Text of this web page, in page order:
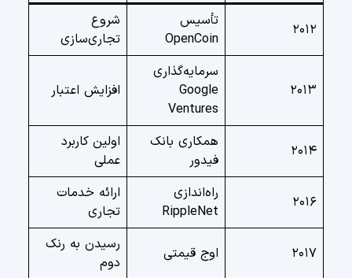
۲۰۱۲
تأسیس
OpenCoin
شروع
تجاری‌سازی
۲۰۱۳
سرمایه‌گذاری
Google
Ventures
افزایش اعتبار
۲۰۱۴
همکاری بانک
فیدور
اولین کاربرد
عملی
۲۰۱۶
راه‌اندازی
RippleNet
ارائه خدمات
تجاری
۲۰۱۷ اوج قیمتی
رسیدن به رنک
دوم